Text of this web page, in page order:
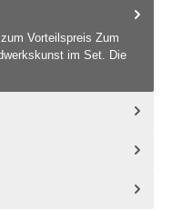
Vorteilspreis Zum
im Set. Die